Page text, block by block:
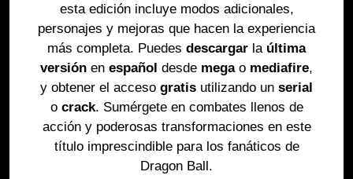
esta edición incluye modos adicionales,
personajes y mejoras que hacen la experiencia
más completa. Puedes descargar la última
versión en español desde megao mediafire,
y obtener el acceso gratis utilizando un serial
o crack. Sumérgete en combates llenos de
acción y poderosas transformaciones en este
título imprescindible para los fanáticos de
Dragon Ball.